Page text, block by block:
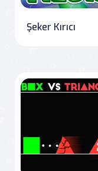
Şeker Kırıcı